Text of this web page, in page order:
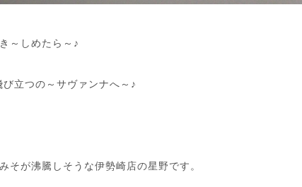
～しめたら～♪
立つの～サヴァンナへ～♪
そが沸騰しそうな伊勢崎店の星野です。